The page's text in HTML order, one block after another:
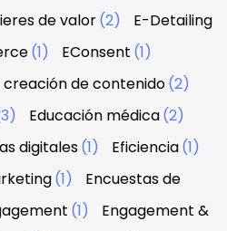
de valor(2)
E-Detailing
(1) EConsent (1)
creación de contenido(2)
Educación médica(2)
digitales(1) Eficiencia(1)
(1)
Encuestas de
(1)
Engagement &